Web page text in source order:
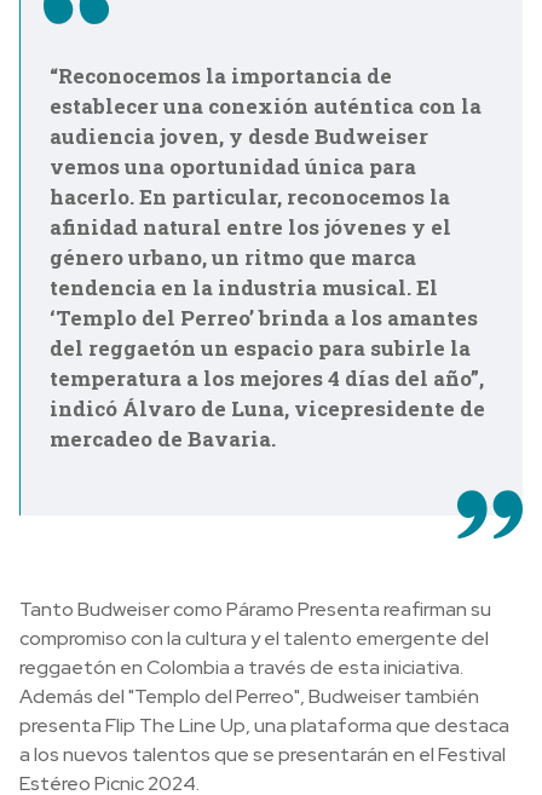
“Reconocemos la importancia de
establecer una conexión auténtica con la
audiencia joven, y desde Budweiser
vemos una oportunidad única para
hacerlo. En particular, reconocemos la
afinidad natural entre los jóvenes y el
género urbano, un ritmo que marca
tendencia en la industria musical. El
‘Templo del Perreo’ brinda a los amantes
del reggaetón un espacio para subirle la
temperatura a los mejores 4 días del año”,
indicó Álvaro de Luna, vicepresidente de
mercadeo de Bavaria.
Tanto Budweiser como Páramo Presenta reafirman su
compromiso con la cultura y el talento emergente del
reggaetón en Colombia a través de esta iniciativa.
Además del "Templo del Perreo", Budweiser también
presenta Flip The Line Up, una plataforma que destaca
a los nuevos talentos que se presentarán en el Festival
Estéreo Picnic 2024.